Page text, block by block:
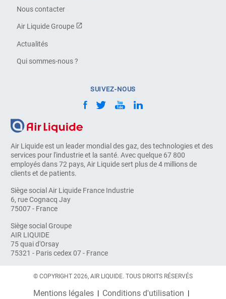
Air Liquide est un leader mondial des gaz, des technologies et des
services pour l'industrie et la santé. Avec quelque 67 800
employés dans 72 pays, Air Liquide sert plus de 4 millions de
clients et de patients.
Siège social Air Liquide France Industrie
6, rue Cognacq Jay
75007 - France
Siège social Groupe
AIR LIQUIDE
75 quai d'Orsay
75321 - Paris cedex 07 - France
Nous contacter
Air Liquide Groupe
Actualités
Qui sommes-nous ?
SUIVEZ-NOUS
© COPYRIGHT 2026, AIR LIQUIDE. TOUS DROITS RÉSERVÉS
Mentions légales Conditions d'utilisation